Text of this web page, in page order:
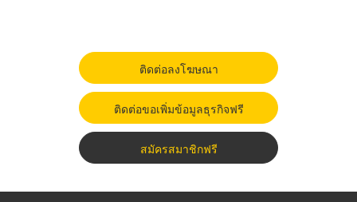
ติดต่อลงโฆษณา
ติดต่อขอเพิ่มข้อมูลธุรกิจฟรี
สมัครสมาชิกฟรี